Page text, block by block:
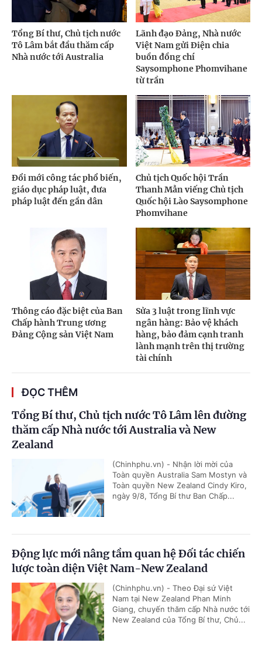
Tổng Bí thư, Chủ tịch nước
Tô Lâm bắt đầu thăm cấp
Nhà nước tới Australia
Lãnh đạo Đảng, Nhà nước
Việt Nam gửi Điện chia
buồn đồng chí
Saysomphone Phomvihane
từ trần
Đổi mới công tác phổ biến,
giáo dục pháp luật, đưa
pháp luật đến gần dân
Chủ tịch Quốc hội Trần
Thanh Mẫn viếng Chủ tịch
Quốc hội Lào Saysomphone
Phomvihane
Thông cáo đặc biệt của Ban
Chấp hành Trung ương
Đảng Cộng sản Việt Nam
Sửa 3 luật trong lĩnh vực
ngân hàng: Bảo vệ khách
hàng, bảo đảm cạnh tranh
lành mạnh trên thị trường
tài chính
ĐỌC THÊM
Tổng Bí thư, Chủ tịch nước Tô Lâm lên đường
thăm cấp Nhà nước tới Australia và New
Zealand
(Chinhphu.vn) - Nhận lời mời của
Toàn quyền Australia Sam Mostyn và
Toàn quyền New Zealand Cindy Kiro,
ngày 9/8, Tổng Bí thư Ban Chấp...
Động lực mới nâng tầm quan hệ Đối tác chiến
lược toàn diện Việt Nam-New Zealand
(Chinhphu.vn) - Theo Đại sứ Việt
Nam tại New Zealand Phan Minh
Giang, chuyến thăm cấp Nhà nước tới
New Zealand của Tổng Bí thư, Chủ...